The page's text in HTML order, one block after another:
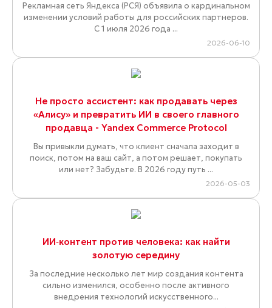
Рекламная сеть Яндекса (РСЯ) объявила о кардинальном
изменении условий работы для российских партнеров.
С 1 июля 2026 года ...
2026-06-10
Не просто ассистент: как продавать через
«Алису» и превратить ИИ в своего главного
продавца - Yandex Commerce Protocol
Вы привыкли думать, что клиент сначала заходит в
поиск, потом на ваш сайт, а потом решает, покупать
или нет? Забудьте. В 2026 году путь ...
2026-05-03
ИИ‑контент против человека: как найти
золотую середину
За последние несколько лет мир создания контента
сильно изменился, особенно после активного
внедрения технологий искусственного...